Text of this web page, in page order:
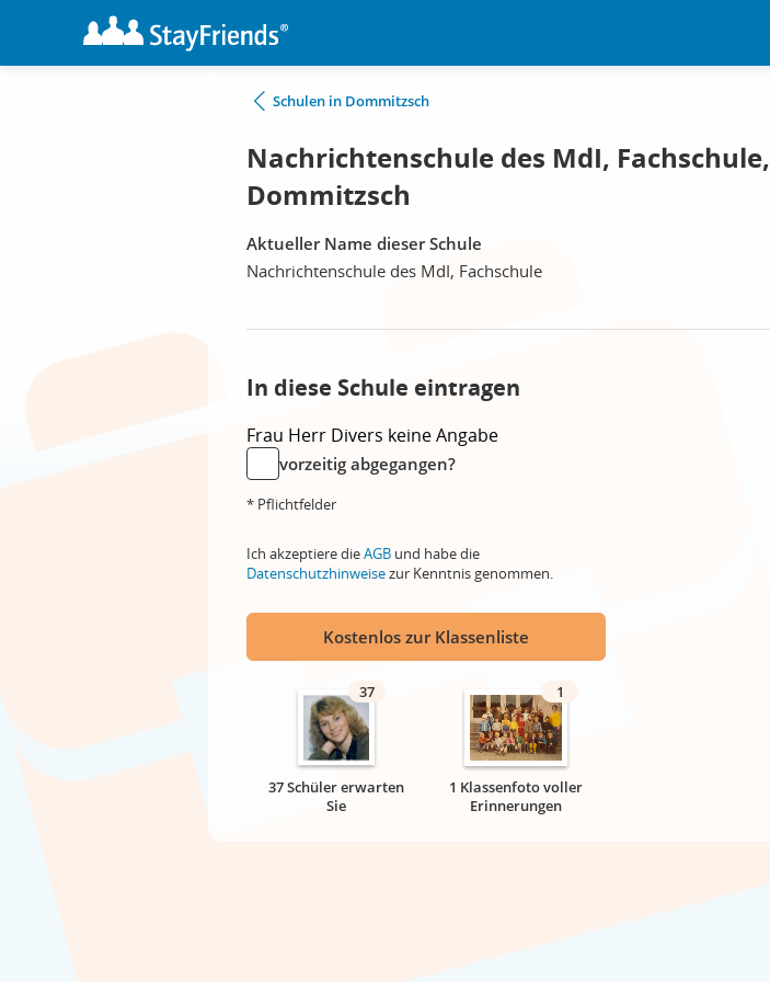
Schulen in Dommitzsch
Nachrichtenschule des MdI, Fachschule,
Dommitzsch
Aktueller Name dieser Schule
Nachrichtenschule des MdI, Fachschule
In diese Schule eintragen
Frau Herr Divers keine Angabe
vorzeitig abgegangen?
* Pflichtfelder
Ich akzeptiere dieAGB und habe die
Datenschutzhinweisezur Kenntnis genommen.
Kostenlos zur Klassenliste
37
37 Schüler erwarten
Sie
1
1 Klassenfoto voller
Erinnerungen